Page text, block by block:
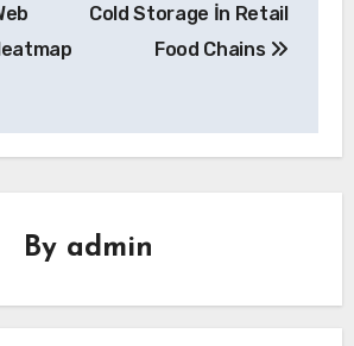
Cold Storage İn Retail
Food Chains
By admin